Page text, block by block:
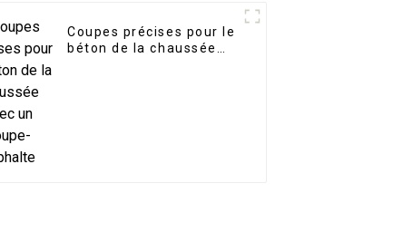
Coupes précises pour le
béton de la chaussée